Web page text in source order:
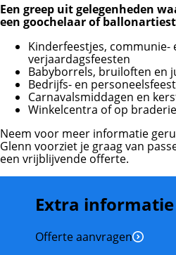
Een greep uit gelegenheden
een goochelaar of
Kinderfeestjes, communie-
verjaardagsfeesten
Babyborrels, bruiloften en
Bedrijfs- en
Carnavalsmiddagen en
Winkelcentra of op
Neem voor meer informatie
Glenn voorziet je graag van
een vrijblijvende offerte.
Extra informatie
Offerte aanvragen